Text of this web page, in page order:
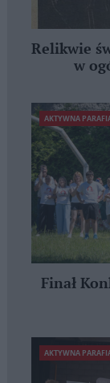
Relikwie
w
AKTYWNA
Finał
AKTYWNA